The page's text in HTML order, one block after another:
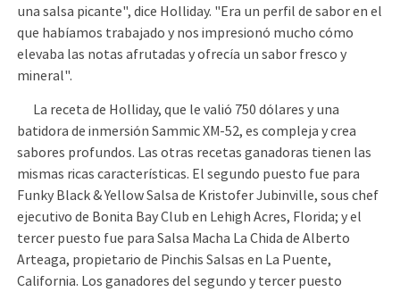
una salsa picante", dice Holliday. "Era un perfil de sabor en el
que habíamos trabajado y nos impresionó mucho cómo
elevaba las notas afrutadas y ofrecía un sabor fresco y
mineral".
La receta de Holliday, que le valió 750 dólares y una
batidora de inmersión Sammic XM-52, es compleja y crea
sabores profundos. Las otras recetas ganadoras tienen las
mismas ricas características. El segundo puesto fue para
Funky Black & Yellow Salsa de Kristofer Jubinville, sous chef
ejecutivo de Bonita Bay Club en Lehigh Acres, Florida; y el
tercer puesto fue para Salsa Macha La Chida de Alberto
Arteaga, propietario de Pinchis Salsas en La Puente,
California. Los ganadores del segundo y tercer puesto